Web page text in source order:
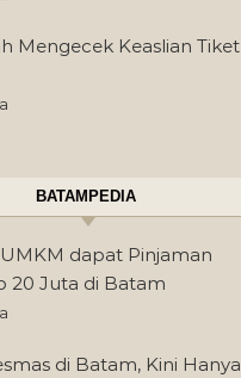
Mengecek Keaslian Tiket
BATAMPEDIA
dapat Pinjaman
20 Juta di Batam
di Batam, Kini Hanya